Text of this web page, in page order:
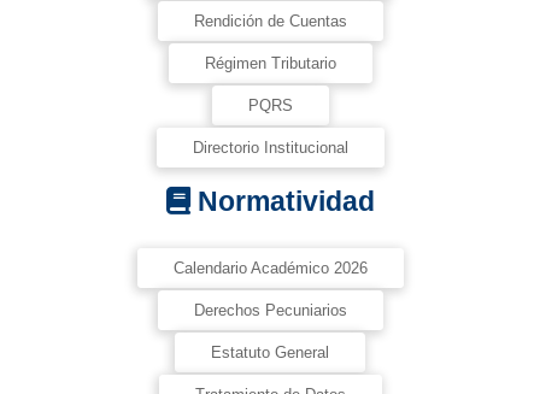
Rendición de Cuentas
Régimen Tributario
PQRS
Directorio Institucional
Normatividad
Calendario Académico 2026
Derechos Pecuniarios
Estatuto General